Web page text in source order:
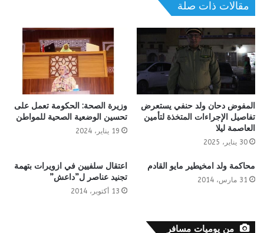
مقالات ذات صلة
المفوض دحان ولد حنفي يستعرض
تفاصيل الإجراءات المتخذة لتأمين
العاصمة ليلا
30 يناير، 2025
وزيرة الصحة: الحكومة تعمل على
تحسين الوضعية الصحية للمواطن
19 يناير، 2024
محاكمة ولد امخيطير مايو القادم
31 مارس، 2014
اعتقال سلفيين في ازويرات بتهمة
تجنيد عناصر ل”داعش”
13 أكتوبر، 2014
من يوميات مسافر